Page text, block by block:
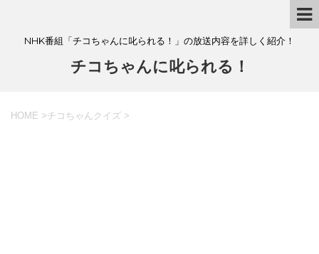
NHK番組「チコちゃんに叱られる！」の放送内容を詳しく紹介！
チコちゃんに叱られる！
HOME >チコちゃんクイズ >